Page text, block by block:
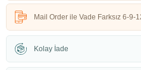
Mail Order ile Vade Farksız 6-9-
Kolay İade